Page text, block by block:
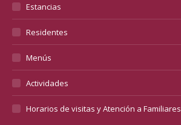
Estancias
Residentes
Menús
Actividades
Horarios de visitas y Atención a Familiares